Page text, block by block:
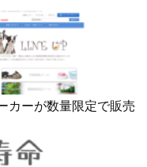
カーが数量限定で販売